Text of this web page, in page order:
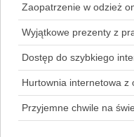
Zaopatrzenie w odzież
Wyjątkowe prezenty z
Dostęp do szybkiego
Hurtownia internetowa z
Przyjemne chwile na